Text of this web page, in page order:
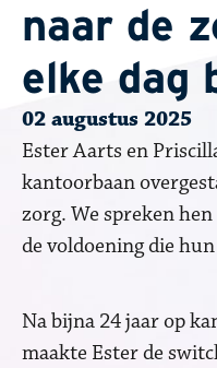
naar de
elke dag
02 augustus 2025
Ester Aarts en
kantoorbaan
zorg. We spreken
de voldoening die
Na bijna 24 jaar op
maakte Ester de